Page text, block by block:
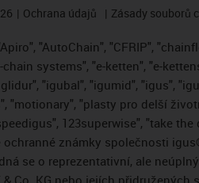
Ochrana údajů Zásady souborů
"AutoChain", "CFRIP",
chain systems", "e-ketten", "e-
"igubal", "igumid", "igus",
"motionary", "plasty pro delší
123superwise", "take
ochranné známky společnosti
se o reprezentativní, ale
Co. KG nebo jejích